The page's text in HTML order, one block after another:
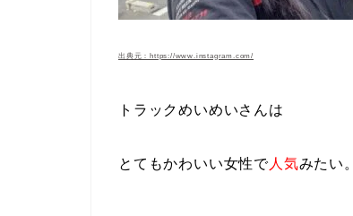
出典元：https://www.instagram.com/
トラックめいめいさんは
とてもかわいい女性で人気みたい。